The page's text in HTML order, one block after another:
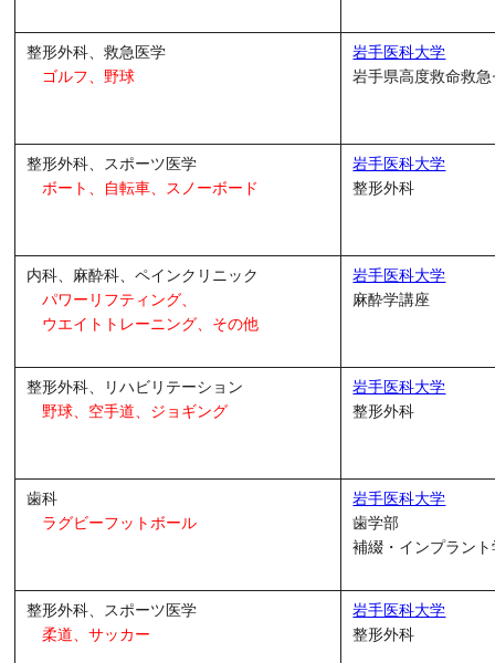
整形外科、救急医学
ゴルフ、野球
岩手医科大学
岩手県高度救命救
整形外科、スポーツ医学
ボート、自転車、スノーボード
岩手医科大学
整形外科
内科、麻酔科、ペインクリニック
パワーリフティング、
ウエイトトレーニング、その他
岩手医科大学
麻酔学講座
整形外科、リハビリテーション
野球、空手道、ジョギング
岩手医科大学
整形外科
歯科
ラグビーフットボール
岩手医科大学
歯学部
補綴・インプラン
整形外科、スポーツ医学
柔道、サッカー
岩手医科大学
整形外科